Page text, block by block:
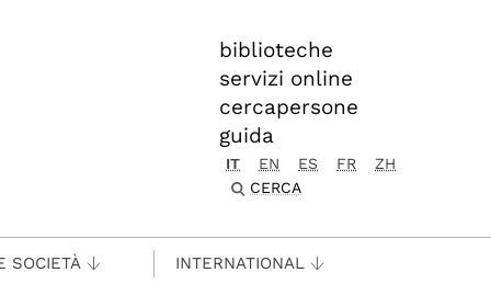
biblioteche
servizi online
cercapersone
guida
IT EN ES FR
ZH
CERCA
SOCIETÀ INTERNATIONAL